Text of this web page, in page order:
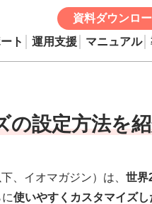
ト 運用支援 マニュアル
資料ダウンロ
設定方法を
、イオマガジン）は、 世界
使いやすくカスタマイズ